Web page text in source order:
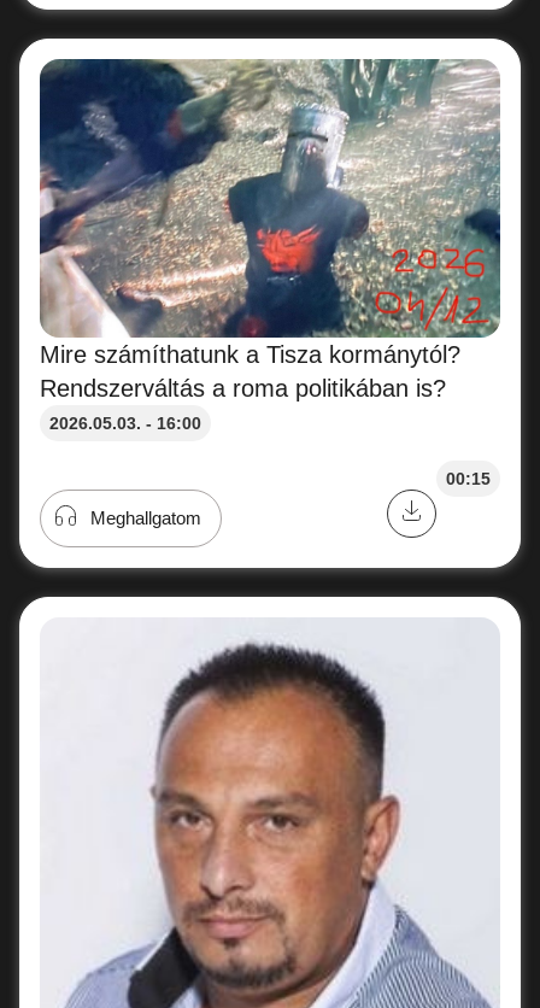
Mire számíthatunk a Tisza kormánytól?
Rendszerváltás a roma politikában is?
2026.05.03. - 16:00
00:15
Meghallgatom